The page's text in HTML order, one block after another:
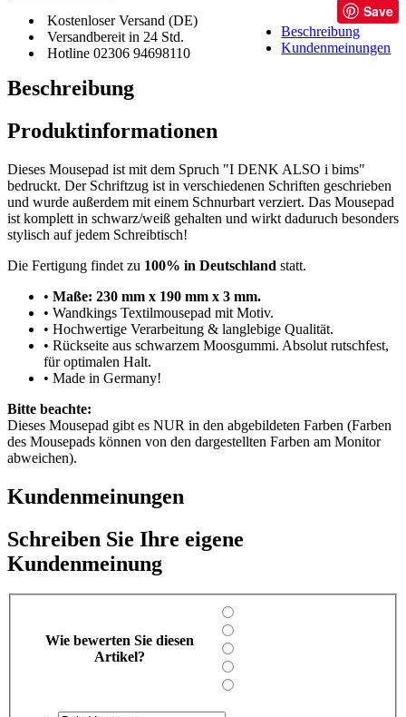
Kostenloser Versand (DE)
Versandbereit in 24 Std.
Hotline 02306 94698110
Save
Beschreibung
Kundenmeinungen
Beschreibung
Produktinformationen
Dieses Mousepad ist mit dem Spruch "I DENK ALSO i bims"
bedruckt. Der Schriftzug ist in verschiedenen Schriften geschrieben
und wurde außerdem mit einem Schnurbart verziert. Das Mousepad
ist komplett in schwarz/weiß gehalten und wirkt daduruch besonders
stylisch auf jedem Schreibtisch!
Die Fertigung findet zu 100% in Deutschland statt.
• Maße: 230 mm x 190 mm x 3 mm.
• Wandkings Textilmousepad mit Motiv.
• Hochwertige Verarbeitung & langlebige Qualität.
• Rückseite aus schwarzem Moosgummi. Absolut rutschfest,
für optimalen Halt.
• Made in Germany!
Bitte beachte:
Dieses Mousepad gibt es NUR in den abgebildeten Farben (Farben
des Mousepads können von den dargestellten Farben am Monitor
abweichen).
Kundenmeinungen
Schreiben Sie Ihre eigene
Kundenmeinung
Wie bewerten Sie diesen
Artikel?